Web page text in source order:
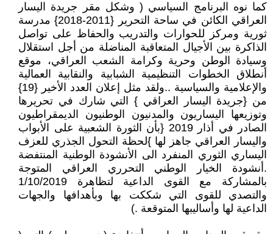
كما نوه البرنامج السياسي ( وشكل مقر جريدة اليسار
العراقي الكائن في ساحة التحرير {2011-2018} مدرسة
ثورية ومركز للحوارات والتدريب والحفاظ على تواصل
الذاكرة بين الأجيال المتعاقبة المناضلة من أجل استقلال
وسيادة الوطن وحرية وكرامة الشعب العراقي، موقع
أنطلاق الخطوات التنظيمية الشبابية والنقابية العمالية
والإعلامية والسياسية ..ولقد مثل إعلان العدد الأخير {19}
من {جريدة اليسار العراقي } التي شارك في تحريرها
وتوزيعها اليساريون والمدنيون الوطنيون الديمقراطيون
الصادر في أذار 2019 {بأن الثورة الشعبية على الأبواب
واليسار العراقي جاهز لها }لحظة التحول الجذري للعزف
اليساري الثوري المنفرد الى الأنشودة الوطنية المنتفضة
.أنشودة الخيار الوطني التحرري العراقي المتوجة
بالمشاركة مع القوى الداعية لتظاهرة 1/10/2019
والتصدي للقوى التي شككت بها وبأهدافها والجهات
الداعية لها وأساليبها المتوقعة .)